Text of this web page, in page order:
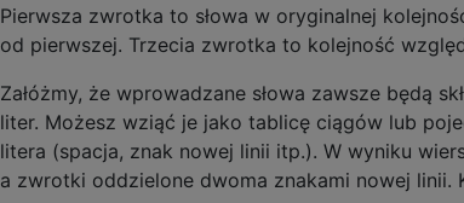
almanac
house
child
tears
grandmother
grandmother
stove
Pierwsza zwrotka to słowa w oryginalnej
od pierwszej. Trzecia zwrotka to kolejność
Załóżmy, że wprowadzane słowa zawsze będą
liter. Możesz wziąć je jako tablicę ciągów lub
litera (spacja, znak nowej linii itp.). W wyniku
a zwrotki oddzielone dwoma znakami nowej linii.